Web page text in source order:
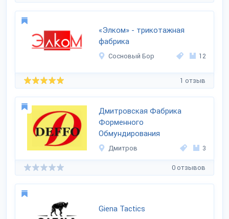
«Элком» - трикотажная
фабрика
Сосновый Бор 12
1 отзыв
Дмитровская Фабрика
Форменного
Обмундирования
Дмитров 3
0 отзывов
Giena Tactics